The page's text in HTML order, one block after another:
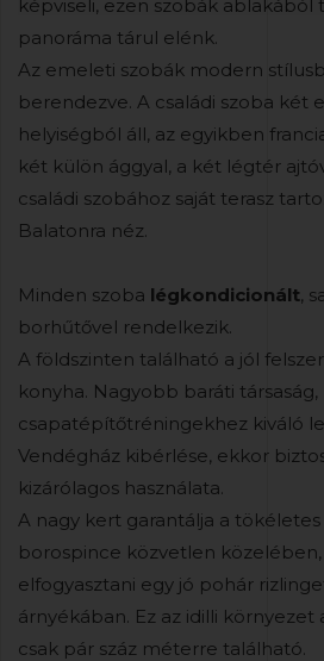
képviseli, ezen szobák ablakából
panoráma tárul elénk.
Az emeleti szobák modern
berendezve. A családi szoba két
helyiségból áll, az egyikben
két külön ággyal, a két légtér
családi szobához saját terasz
Balatonra néz.
Minden szoba légkondicionált,
borhűtővel rendelkezik.
A földszinten található a jól
konyha. Nagyobb baráti
csapatépítőtréningekhez kiváló
Vendégház kibérlése, ekkor
kizárólagos használata.
A nagy kert garantálja a
borospince közvetlen
elfogyasztani egy jó pohár
árnyékában. Ez az idilli
csak pár száz méterre található.